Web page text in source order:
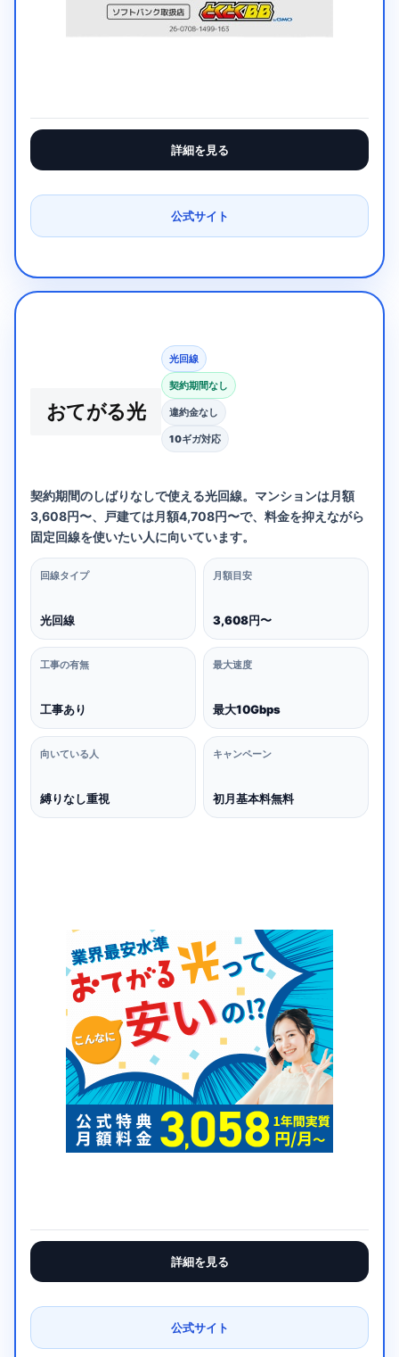
詳細を見る
公式サイト
おてがる光
光回線
契約期間なし
違約金なし
10ギガ対応
契約期間のしばりなしで使える光回線。マンションは月額
3,608円〜、戸建ては月額4,708円〜で、料金を抑えながら
固定回線を使いたい人に向いています。
回線タイプ
光回線
月額目安
3,608円〜
工事の有無
工事あり
最大速度
最大10Gbps
向いている人
縛りなし重視
キャンペーン
初月基本料無料
詳細を見る
公式サイト